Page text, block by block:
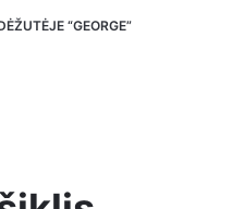
“GEORGE”